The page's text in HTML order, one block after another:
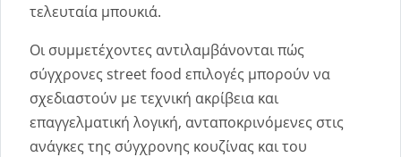
τελευταία μπουκιά.
Οι συμμετέχοντες αντιλαμβάνονται πώς
σύγχρονες street food επιλογές μπορούν να
σχεδιαστούν με τεχνική ακρίβεια και
επαγγελματική λογική, ανταποκρινόμενες στις
ανάγκες της σύγχρονης κουζίνας και του